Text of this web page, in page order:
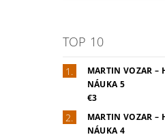
TOP 10
MARTIN VOZAR –
NÁUKA 5
€3
MARTIN VOZAR –
NÁUKA 4